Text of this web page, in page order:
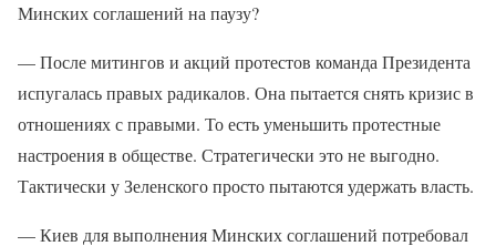
Минских соглашений на паузу?
— После митингов и акций протестов команда Президента
испугалась правых радикалов. Она пытается снять кризис в
отношениях с правыми. То есть уменьшить протестные
настроения в обществе. Стратегически это не выгодно.
Тактически у Зеленского просто пытаются удержать власть.
— Киев для выполнения Минских соглашений потребовал